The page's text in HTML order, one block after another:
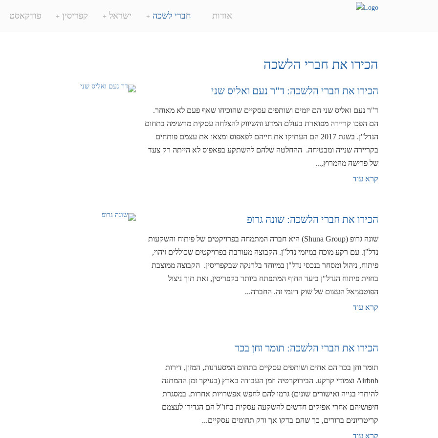
אודות חברי לשכה ישראל קפריסין פודקאסט
הכירו את חברי הלשכה
הכירו את חברי הלשכה: ד"ר נעם ואליס שני
ד"ר נעם ואליס שני הם יזמים ושותפים עסקיים שהוכיחו שאף פעם לא מאוחר.
הם הפכו קריירה מפוארת בעולם המדע והשיווק להצלחה עסקית מרשימה בתחום
הנדל"ן. בשנת 2017 הם העתיקו את חייהם לפאפוס ומצאו את עצמם פותחים
בקריירה שנייה ומבטיחה. ההחלטה שלהם להשתקע בפאפוס לא הייתה רק צעד
של פרישה מהמרוץ,...
קרא עוד
הכירו את חברי הלשכה: שונה גרופ
שונה גרופ (Shuna Group) היא חברה המתמחה בפרויקטים של פיתוח והשקעות
נדל"ן. עם רקע מוכח במיזמי נדל"ן. הקבוצה מעורבת בפרויקטים שכוללים זיהוי,
פיתוח, ניהול ומסחר בנכסי נדל"ן במיוחד בלרנקה שבקפריסין. הקבוצה ממוצבת
בחזית פיתוח הנדל"ן ביעד החוף המתפתח ביותר בקפריסין, זאת תוך ניצול
הפוטנציאל העצום של שוק דינמי זה. החברה...
קרא עוד
הכירו את חברי הלשכה: תומר וחן בכר
תומר וחן בכר הם אחים ושותפים עסקיים בתחום המסעדנות, המזון, דירות
Airbnb וצמודי קרקע. הבירוקרטיה וזמן העבודה בארץ (בעיקר זמן ההמתנה
להיתרי בנייה ואישורים שונים) גרמו להם לחפש אפשרויות אחרות. במסגרת
חיפושיהם אחרי אפיקים חדשים להשקעה עסקית בחו"ל הם הגדירו לעצמם
קריטריונים ברורים, כך שהם בדקו אך ורק תחומים עסקיים...
קרא עוד